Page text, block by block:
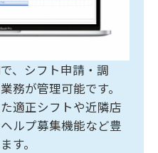
、シフト申請・調
務が管理可能です。
適正シフトや近隣店
ルプ募集機能など豊
す。